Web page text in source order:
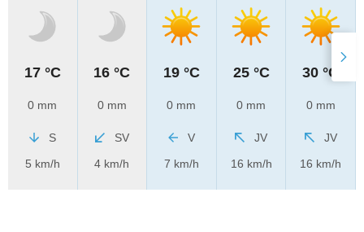
17 °C
0 mm
S
5 km/h
16 °C
0 mm
SV
4 km/h
19 °C
0 mm
V
7 km/h
25 °C
0 mm
JV
16 km/h
30 °C
0 mm
JV
16 km/h